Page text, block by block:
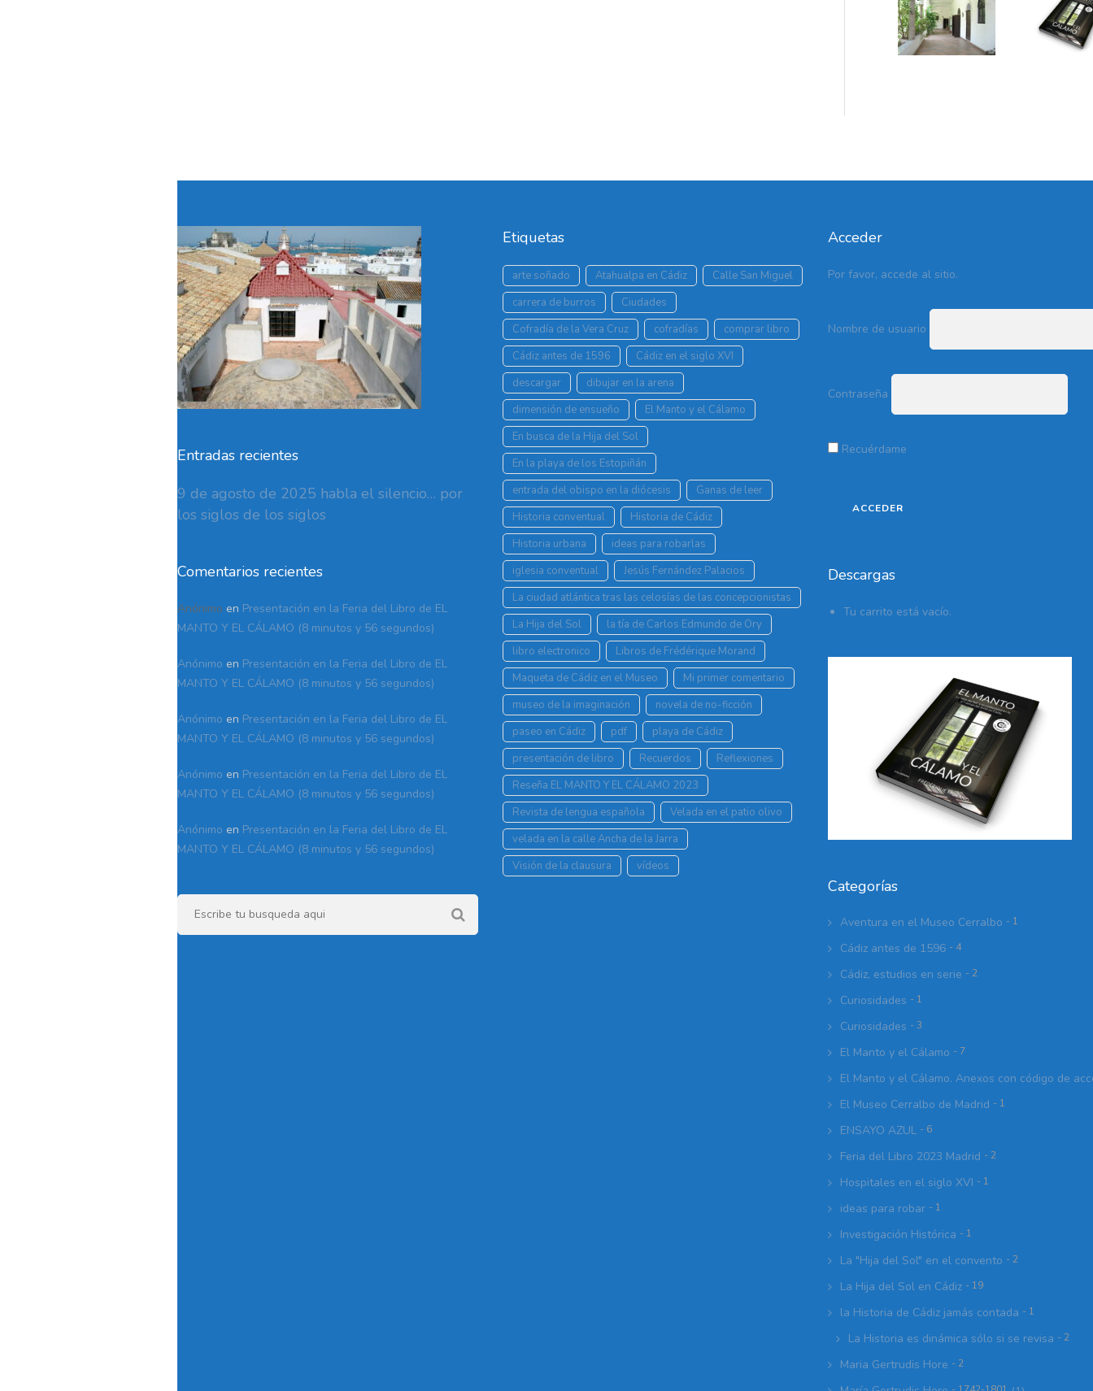
Entradas recientes
9 de agosto de 2025 habla el silencio… por
los siglos de los siglos
Comentarios recientes
Anónimo en Presentación en la Feria del Libro de EL
MANTO Y EL CÁLAMO (8 minutos y 56 segundos)
Anónimo en Presentación en la Feria del Libro de EL
MANTO Y EL CÁLAMO (8 minutos y 56 segundos)
Anónimo en Presentación en la Feria del Libro de EL
MANTO Y EL CÁLAMO (8 minutos y 56 segundos)
Anónimo en Presentación en la Feria del Libro de EL
MANTO Y EL CÁLAMO (8 minutos y 56 segundos)
Anónimo en Presentación en la Feria del Libro de EL
MANTO Y EL CÁLAMO (8 minutos y 56 segundos)
Etiquetas
arte soñado Atahualpa en Cádiz
Calle San Miguel
carrera de burros
Ciudades
Cofradía de la Vera Cruz
cofradías
comprar libro
Cádiz antes de 1596
Cádiz en el siglo XVI
descargar
dibujar en la arena
dimensión de ensueño
El Manto y el Cálamo
En busca de la Hija del Sol
En la playa de los Estopiñán
entrada del obispo en la diócesis
Ganas de leer
Historia conventual
Historia de Cádiz
Historia urbana
ideas para robarlas
iglesia conventual
Jesús Fernández Palacios
La ciudad atlántica tras las celosías de las concepcionistas
La Hija del Sol
la tía de Carlos Edmundo de Ory
libro electronico
Libros de Frédérique Morand
Maqueta de Cádiz en el Museo
Mi primer comentario
museo de la imaginación
novela de no-ficción
paseo en Cádiz
pdf
playa de Cádiz
presentación de libro
Recuerdos
Reflexiones
Reseña EL MANTO Y EL CÁLAMO 2023
Revista de lengua española
Velada en el patio olivo
velada en la calle Ancha de la Jarra
Visión de la clausura
vídeos
Acceder
Por favor, accede al sitio.
Nombre de usuario
Contraseña
Recuérdame
Descargas
Tu carrito está vacío.
Categorías
Aventura en el Museo Cerralbo - 1
Cádiz antes de 1596 - 4
Cádiz, estudios en serie - 2
Curiosidades - 1
Curiosidades - 3
El Manto y el Cálamo - 7
El Manto y el Cálamo. Anexos con código de
El Museo Cerralbo de Madrid - 1
ENSAYO AZUL - 6
Feria del Libro 2023 Madrid - 2
Hospitales en el siglo XVI - 1
ideas para robar - 1
Investigación Histórica - 1
La "Hija del Sol" en el convento - 2
La Hija del Sol en Cádiz - 19
la Historia de Cádiz jamás contada - 1
La Historia es dinámica sólo si se revisa - 2
Maria Gertrudis Hore - 2